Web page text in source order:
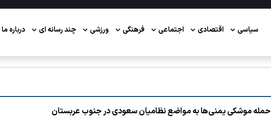
سیاسی اقتصادی اجتماعی فرهنگی ورزشی چند رسانه ای درباره ما
حمله موشکی یمنی‌ها به مواضع نظامیان سعودی در جنوب عربستان